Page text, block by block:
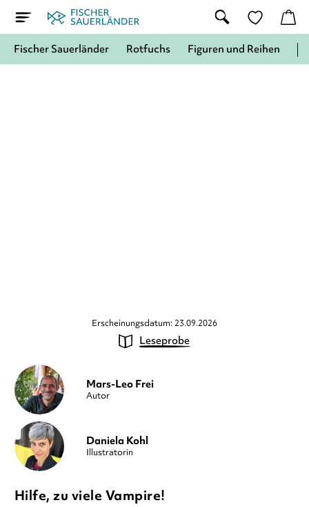
Fischer Sauerländer Rotfuchs Figuren und Reihen
Erscheinungsdatum: 23.09.2026
Leseprobe
Mars-Leo Frei
Autor
Daniela Kohl
Illustratorin
Hilfe, zu viele Vampire!